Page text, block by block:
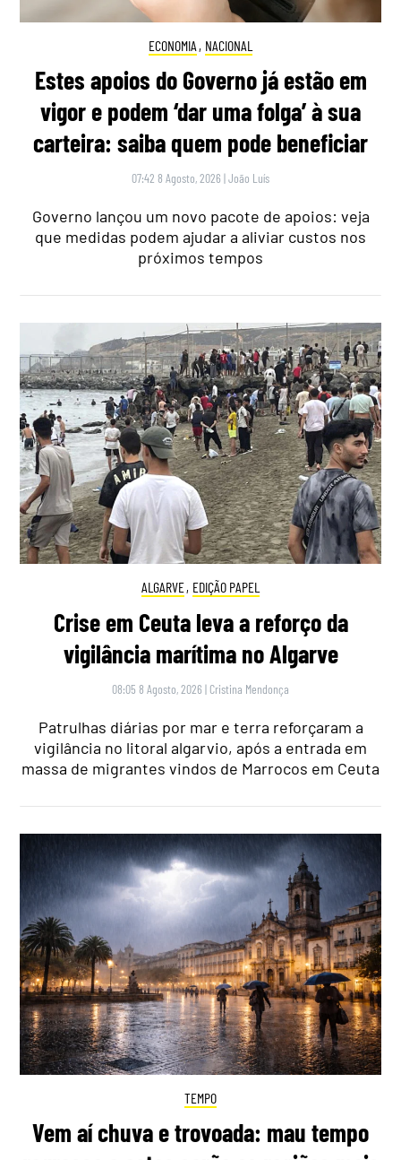
ECONOMIA , NACIONAL
Estes apoios do Governo já estão em
vigor e podem ‘dar uma folga’ à sua
carteira: saiba quem pode beneficiar
07:42 8 Agosto, 2026 |João Luís
Governo lançou um novo pacote de apoios: veja
que medidas podem ajudar a aliviar custos nos
próximos tempos
ALGARVE, EDIÇÃO PAPEL
Crise em Ceuta leva a reforço da
vigilância marítima no Algarve
08:05 8 Agosto, 2026 | Cristina Mendonça
Patrulhas diárias por mar e terra reforçaram a
vigilância no litoral algarvio, após a entrada em
massa de migrantes vindos de Marrocos em Ceuta
TEMPO
Vem aí chuva e trovoada: mau tempo